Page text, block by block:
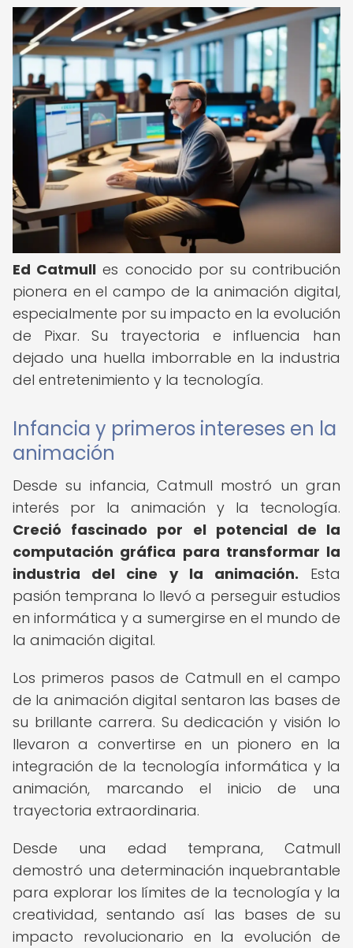
Ed Catmull es conocido por su contribución
pionera en el campo de la animación digital,
especialmente por su impacto en la evolución
de Pixar. Su trayectoria e influencia han
dejado una huella imborrable en la industria
del entretenimiento y la tecnología.
Infancia y primeros intereses en la
animación
Desde su infancia, Catmull mostró un gran
interés por la animación y la tecnología.
Creció fascinado por el potencial de la
computación gráfica para transformar la
industria del cine y la animación. Esta
pasión temprana lo llevó a perseguir estudios
en informática y a sumergirse en el mundo de
la animación digital.
Los primeros pasos de Catmull en el campo
de la animación digital sentaron las bases de
su brillante carrera. Su dedicación y visión lo
llevaron a convertirse en un pionero en la
integración de la tecnología informática y la
animación, marcando el inicio de una
trayectoria extraordinaria.
Desde una edad temprana, Catmull
demostró una determinación inquebrantable
para explorar los límites de la tecnología y la
creatividad, sentando así las bases de su
impacto revolucionario en la evolución de